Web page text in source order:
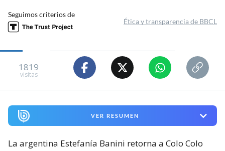
Seguimos criterios de
Ética y transparencia de BBCL
1819
visitas
VER RESUMEN
La argentina Estefanía Banini retorna a Colo Colo